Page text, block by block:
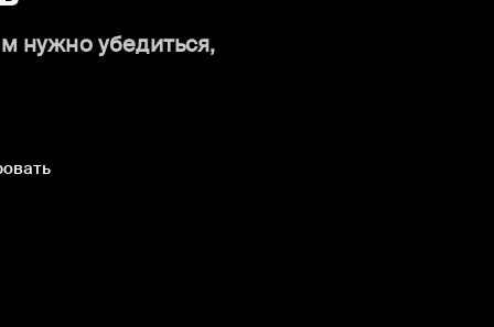
нужно убедиться,